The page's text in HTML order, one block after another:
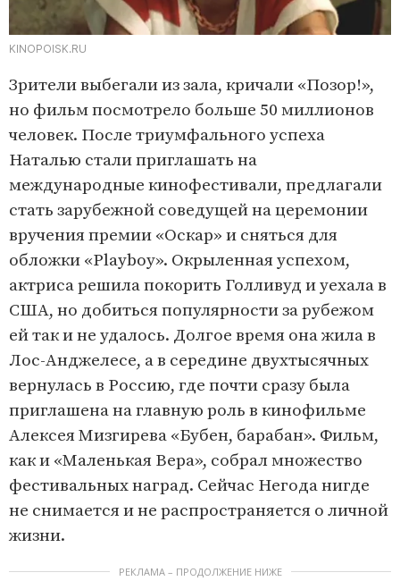
KINOPOISK.RU
Зрители выбегали из зала, кричали «Позор!»,
но фильм посмотрело больше 50 миллионов
человек. После триумфального успеха
Наталью стали приглашать на
международные кинофестивали, предлагали
стать зарубежной соведущей на церемонии
вручения премии «Оскар» и сняться для
обложки «Playboy». Окрыленная успехом,
актриса решила покорить Голливуд и уехала в
США, но добиться популярности за рубежом
ей так и не удалось. Долгое время она жила в
Лос-Анджелесе, а в середине двухтысячных
вернулась в Россию, где почти сразу была
приглашена на главную роль в кинофильме
Алексея Мизгирева «Бубен, барабан». Фильм,
как и «Маленькая Вера», собрал множество
фестивальных наград. Сейчас Негода нигде
не снимается и не распространяется о личной
жизни.
РЕКЛАМА – ПРОДОЛЖЕНИЕ НИЖЕ